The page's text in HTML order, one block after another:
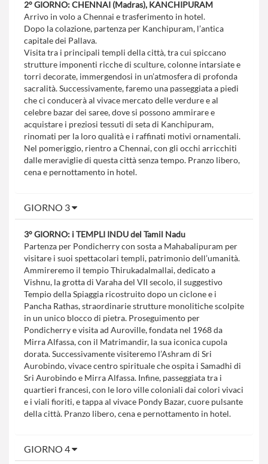
2° GIORNO: CHENNAI (Madras), KANCHIPURAM
Arrivo in volo a Chennai e trasferimento in hotel.
Dopo la colazione, partenza per Kanchipuram, l’antica
capitale dei Pallava.
Visita tra i principali templi della città, tra cui spiccano
strutture imponenti ricche di sculture, colonne intarsiate e
torri decorate, immergendosi in un’atmosfera di profonda
sacralità. Successivamente, faremo una passeggiata a piedi
che ci conducerà al vivace mercato delle verdure e al
celebre bazar dei saree, dove si possono ammirare e
acquistare i preziosi tessuti di seta di Kanchipuram,
rinomati per la loro qualità e i raffinati motivi ornamentali.
Nel pomeriggio, rientro a Chennai, con gli occhi arricchiti
dalle meraviglie di questa città senza tempo. Pranzo libero,
cena e pernottamento in hotel.
GIORNO 3
3° GIORNO: i TEMPLI INDU del Tamil Nadu
Partenza per Pondicherry con sosta a Mahabalipuram per
visitare i suoi spettacolari templi, patrimonio dell’umanità.
Ammireremo il tempio Thirukadalmallai, dedicato a
Vishnu, la grotta di Varaha del VII secolo, il suggestivo
Tempio della Spiaggia ricostruito dopo un ciclone e i
Pancha Rathas, straordinarie strutture monolitiche scolpite
in un unico blocco di pietra. Proseguimento per
Pondicherry e visita ad Auroville, fondata nel 1968 da
Mirra Alfassa, con il Matrimandir, la sua iconica cupola
dorata. Successivamente visiteremo l’Ashram di Sri
Aurobindo, vivace centro spirituale che ospita i Samadhi di
Sri Aurobindo e Mirra Alfassa. Infine, passeggiata tra i
quartieri francesi, con le loro ville coloniali dai colori vivaci
e i viali fioriti, e tappa al vivace Pondy Bazar, cuore pulsante
della città. Pranzo libero, cena e pernottamento in hotel.
GIORNO 4